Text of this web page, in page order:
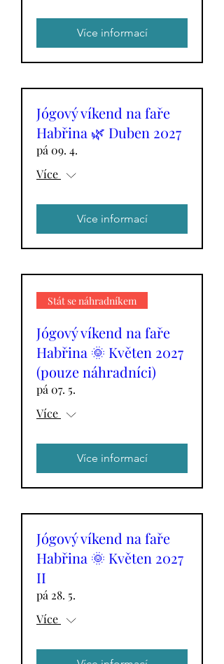
Více informací
Jógový víkend na faře
Habřina 🌿 Duben 2027
pá 09. 4.
Více
Více informací
Stát se náhradníkem
Jógový víkend na faře
Habřina 🌞 Květen 2027
(pouze náhradníci)
pá 07. 5.
Více
Více informací
Jógový víkend na faře
Habřina 🌞 Květen 2027
II
pá 28. 5.
Více